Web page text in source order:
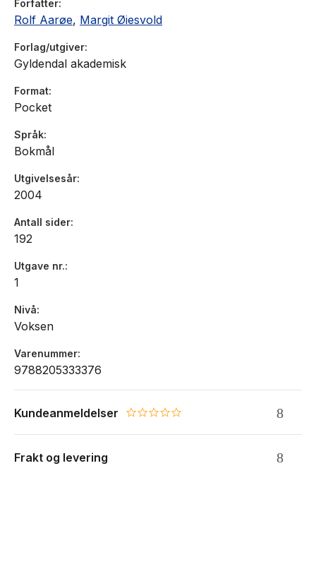
Forfatter
Rolf Aarøe, Margit Øiesvold
Forlag/utgiver
Gyldendal akademisk
Format
Pocket
Språk
Bokmål
Utgivelsesår
2004
Antall sider
192
Utgave nr.
1
Nivå
Voksen
Varenummer
9788205333376
Kundeanmeldelser 0.0 star rating
Frakt og levering